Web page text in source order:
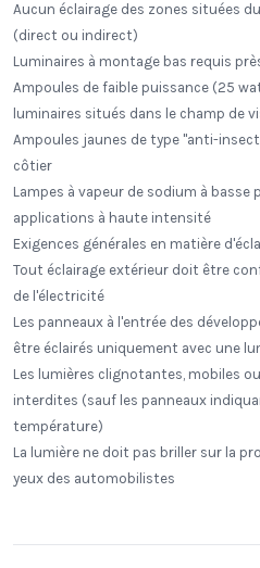
Aucun éclairage des zones situées
(direct ou indirect)
Luminaires à montage bas requis
Ampoules de faible puissance (25
luminaires situés dans le champ de
Ampoules jaunes de type "anti-
côtier
Lampes à vapeur de sodium à basse
applications à haute intensité
Exigences générales en matière
Tout éclairage extérieur doit être
de l'électricité
Les panneaux à l'entrée des
être éclairés uniquement avec une
Les lumières clignotantes, mobiles
interdites (sauf les panneaux
température)
La lumière ne doit pas briller sur la
yeux des automobilistes
East Rivanna Volunteer Fire Co.